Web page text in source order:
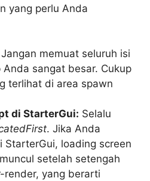
yang perlu Anda
Jangan memuat seluruh isi
Anda sangat besar. Cukup
terlihat di area spawn
di StarterGui: Selalu
. Jika Anda
StarterGui, loading screen
setelah setengah
render, yang berarti